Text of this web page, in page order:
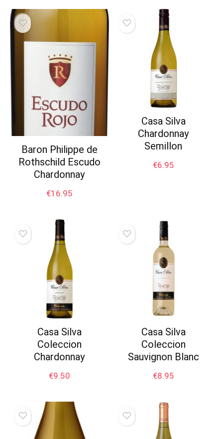
Baron Philippe de
Rothschild Escudo
Chardonnay
€16.95
Casa Silva
Chardonnay
Semillon
€6.95
Casa Silva
Coleccion
Chardonnay
€9.50
Casa Silva
Coleccion
Sauvignon Blanc
€8.95